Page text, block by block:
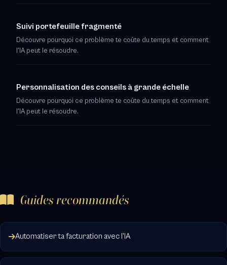
Suivi portefeuille fragmenté
Découvre pourquoi ce problème te coûte du temps et comment
l'IA peut le résoudre.
Personnalisation des conseils à grande échelle
Découvre pourquoi ce problème te coûte du temps et comment
l'IA peut le résoudre.
Guides recommandés
Automatiser ta facturation avec l'IA